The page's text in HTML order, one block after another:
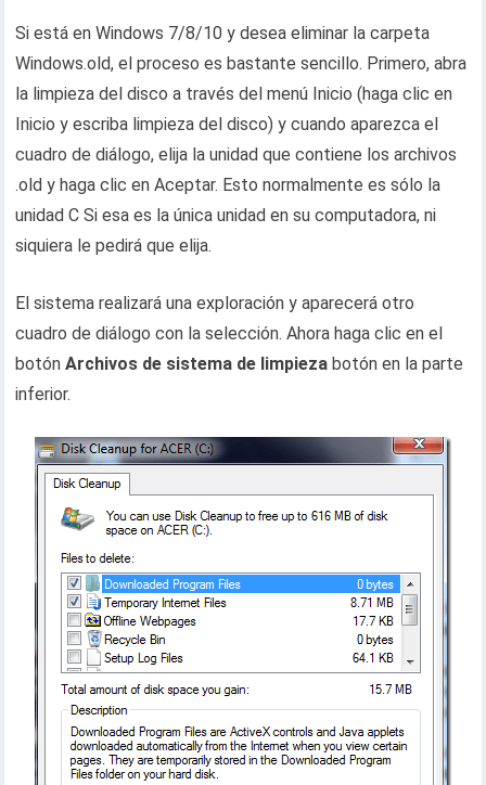
Si está en Windows 7/8/10 y desea eliminar la carpeta
Windows.old, el proceso es bastante sencillo. Primero, abra
la limpieza del disco a través del menú Inicio (haga clic en
Inicio y escriba limpieza del disco) y cuando aparezca el
cuadro de diálogo, elija la unidad que contiene los archivos
.old y haga clic en Aceptar. Esto normalmente es sólo la
unidad C Si esa es la única unidad en su computadora, ni
siquiera le pedirá que elija.
El sistema realizará una exploración y aparecerá otro
cuadro de diálogo con la selección. Ahora haga clic en el
botónArchivos de sistema de limpieza botón en la parte
inferior.